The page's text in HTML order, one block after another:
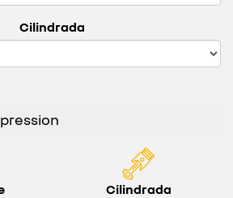
Cilindrada
Cilindrada